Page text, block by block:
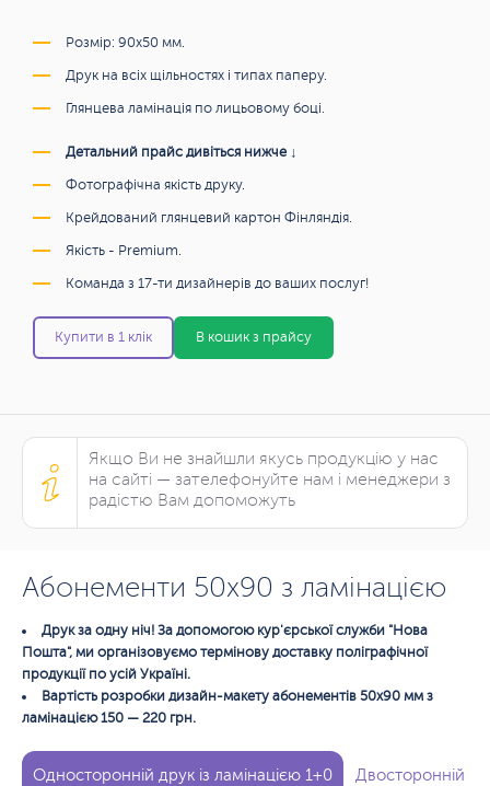
Розмір: 90x50 мм.
Друк на всіх щільностях і типах паперу.
Глянцева ламінація по лицьовому боці.
Детальний прайс дивіться нижче ↓
Фотографічна якість друку.
Крейдований глянцевий картон Фінляндія.
Якість - Premium.
Команда з 17-ти дизайнерів до ваших послуг!
Купити в 1 клік В кошик з прайсу
Якщо Ви не знайшли якусь продукцію у нас
на сайті — зателефонуйте нам і менеджери з
радістю Вам допоможуть
Абонементи 50х90 з ламінацією
Друк за одну ніч! За допомогою кур'єрської служби "Нова
Пошта", ми організовуємо термінову доставку поліграфічної
продукції по усій Україні.
Вартість розробки дизайн-макету абонементів 50х90 мм з
ламінацією 150 — 220 грн.
Односторонній друк із ламінацією 1+0 Двосторонній